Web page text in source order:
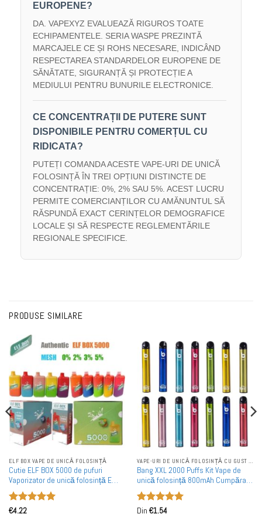
EUROPENE?
DA. VAPEXYZ EVALUEAZĂ RIGUROS TOATE
ECHIPAMENTELE. SERIA WASPE PREZINTĂ
MARCAJELE CE ȘI ROHS NECESARE, INDICÂND
RESPECTAREA STANDARDELOR EUROPENE DE
SĂNĂTATE, SIGURANȚĂ ȘI PROTECȚIE A
MEDIULUI PENTRU BUNURILE ELECTRONICE.
CE CONCENTRAȚII DE PUTERE SUNT
DISPONIBILE PENTRU COMERȚUL CU
RIDICATA?
PUTEȚI COMANDA ACESTE VAPE-URI DE UNICĂ
FOLOSINȚĂ ÎN TREI OPȚIUNI DISTINCTE DE
CONCENTRAȚIE: 0%, 2% SAU 5%. ACEST LUCRU
PERMITE COMERCIANȚILOR CU AMĂNUNTUL SĂ
RĂSPUNDĂ EXACT CERINȚELOR DEMOGRAFICE
LOCALE ȘI SĂ RESPECTE REGLEMENTĂRILE
REGIONALE SPECIFICE.
PRODUSE SIMILARE
ELF BOX VAPE DE UNICĂ FOLOSINȚĂ
Cutie ELF BOX 5000 de pufuri
Vaporizator de unică folosință E
Cigaretă en gros
Evaluat la
€4.22
VAPE-URI DE UNICĂ FOLOSINȚĂ CU GUST DE MĂR
Bang XXL 2000 Puffs Kit Vape de
unică folosință 800mAh Cumpărare
în vrac
Evaluat la
Din €1.54